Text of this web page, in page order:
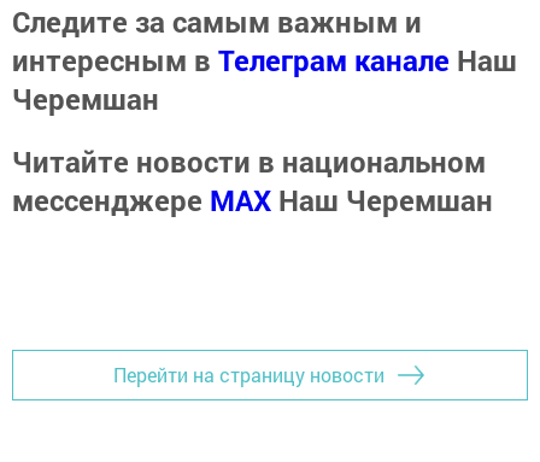
Следите за самым важным и
интересным в Телеграм канале Наш
Черемшан
Читайте новости в национальном
мессенджере MАХ Наш Черемшан
Перейти на страницу новости